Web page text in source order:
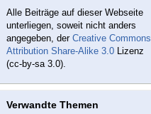
Alle Beiträge auf dieser Webseite
unterliegen, soweit nicht anders
angegeben, der Creative Commons
Attribution Share-Alike 3.0 Lizenz
(cc-by-sa 3.0).
Verwandte Themen